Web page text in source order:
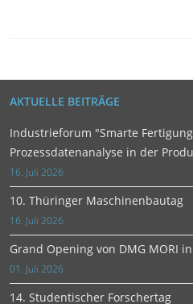
AKTUELLE BEITRÄGE
Industrieforum "Smarte
Prozessdatenanalyse in der
16. Juli 2026
10. Thüringer Maschinenbautag
16. Juli 2026
Grand Opening von DMG MORI
01. Juli 2026
14. Studentischer Forschertag